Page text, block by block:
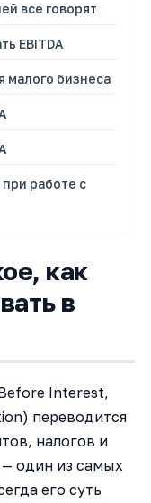
все говорят
EBITDA
малого бизнеса
работе с
как
в
Interest,
переводится
налогов и
— один из самых
его суть